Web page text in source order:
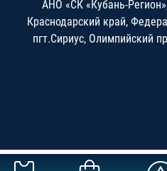
АНО «СК «Кубань-
Краснодарский край,
пгт.Сириус, Олимпийский